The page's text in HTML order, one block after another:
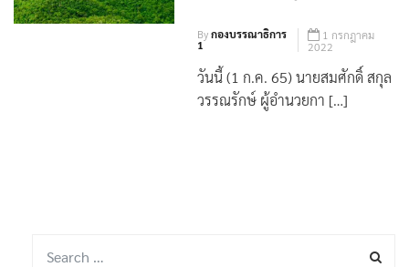
Byกองบรรณาธิการ
1
1 กรกฎาคม
2022
วันนี้ (1 ก.ค. 65) นายสมศักดิ์ สกุล
วรรณรักษ์ ผู้อำนวยกา […]